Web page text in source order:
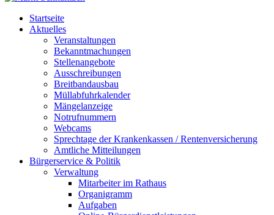
Startseite
Aktuelles
Veranstaltungen
Bekanntmachungen
Stellenangebote
Ausschreibungen
Breitbandausbau
Müllabfuhrkalender
Mängelanzeige
Notrufnummern
Webcams
Sprechtage der Krankenkassen / Rentenversicherung
Amtliche Mitteilungen
Bürgerservice & Politik
Verwaltung
Mitarbeiter im Rathaus
Organigramm
Aufgaben